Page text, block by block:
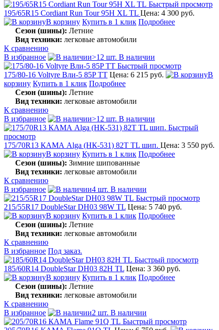
Быстрый просмотр
195/65R15 Cordiant Run Tour 95H XL TL Цена: 4 300 руб.
В корзину Купить в 1 клик Подробнее
Сезон (шины): Летние
Вид техники: легковые автомобили
К сравнению
В избранное
>12 шт. В наличии
Быстрый просмотр
175/80-16 Voltyre Вли-5 85P TT Цена: 6 215 руб.
В
корзину Купить в 1 клик Подробнее
Сезон (шины): Летние
Вид техники: легковые автомобили
К сравнению
В избранное
>12 шт. В наличии
Быстрый
просмотр
175/70R13 КАМА Alga (НК-531) 82T TL шип. Цена: 3 550 руб.
В корзину Купить в 1 клик Подробнее
Сезон (шины): Зимние шипованные
Вид техники: легковые автомобили
К сравнению
В избранное
4 шт. В наличии
Быстрый просмотр
215/55R17 DoubleStar DH03 98W TL Цена: 5 740 руб.
В корзину Купить в 1 клик Подробнее
Сезон (шины): Летние
Вид техники: легковые автомобили
К сравнению
В избранное Под заказ.
Быстрый просмотр
185/60R14 DoubleStar DH03 82H TL Цена: 3 360 руб.
В корзину Купить в 1 клик Подробнее
Сезон (шины): Летние
Вид техники: легковые автомобили
К сравнению
В избранное
2 шт. В наличии
Быстрый просмотр